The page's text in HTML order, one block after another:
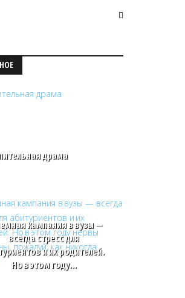
драма
кампания в вузы —
всегда стресс для
и их родителей.
Но в этом году…